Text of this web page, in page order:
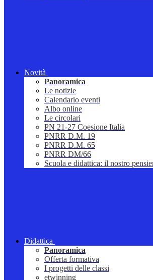
Novità
Panoramica
Le notizie
Calendario eventi
Albo online
Le circolari
PN 21-27 Coesione Italia
PNRR D.M. 19
PNRR D.M. 65
PNRR DM/66
Scuola e didattica: il nostro
Didattica
Panoramica
Offerta formativa
I progetti delle classi
etwinning